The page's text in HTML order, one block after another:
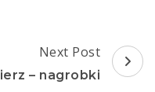
Next Post
– nagrobki